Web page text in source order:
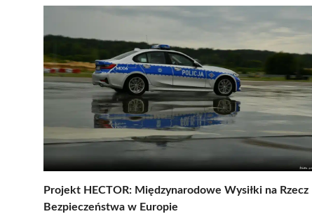
Projekt HECTOR: Międzynarodowe Wysiłki na Rzecz
Bezpieczeństwa w Europie